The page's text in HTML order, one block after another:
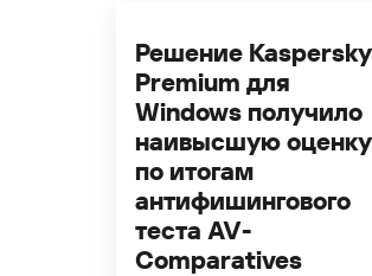
Решение Kaspersky
Premium для
Windows получило
наивысшую оценку
по итогам
антифишингового
теста AV-
Comparatives